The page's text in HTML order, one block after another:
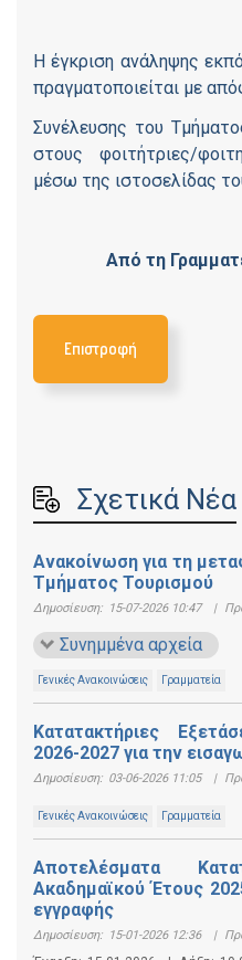
Η έγκριση ανάληψης
πραγματοποιείται με
Συνέλευσης του
στους φοιτήτριες/
μέσω της ιστοσελίδας
Από τη
Επιστροφή
Σχετικά Νέα
Ανακοίνωση για τη
Τμήματος Τουρισμού
Δημοσίευση: 15-07-2026 10:47 |
Συνημμένα αρχεία
Γενικές Ανακοινώσεις Γραμματεία
Κατατακτήριες
2026-2027 για την
Δημοσίευση: 03-06-2026 11:05 |
Γενικές Ανακοινώσεις Γραμματεία
Αποτελέσματα
Ακαδημαϊκού Έτους
εγγραφής
Δημοσίευση: 15-01-2026 12:36 |